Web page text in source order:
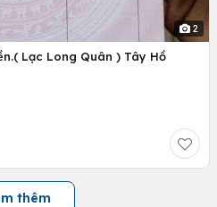
2
Lạc Long Quân ) Tây Hồ
thêm